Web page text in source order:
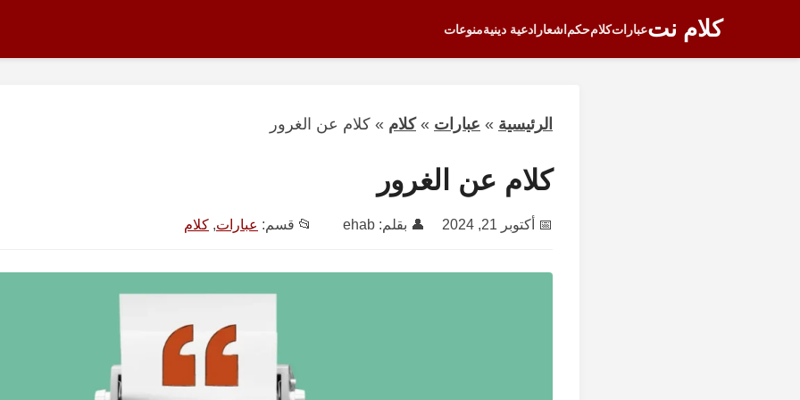
كلام نتعباراتكلامحكم اشعار ادعية دينيةمنوعات
الرئيسية » عبارات »كلام » كلام عن الغرور
كلام عن الغرور
📅 أكتوبر 21, 2024 👤 بقلم: ehab 📂 قسم: عبارات, كلام